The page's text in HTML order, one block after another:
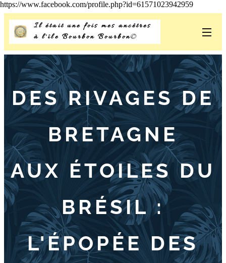
https://www.facebook.com/profile.php?id=61571023942959
Il était une fois mes ancêtres
à l'île Bourbon Bourbon©
DES RIVAGES DE
BRETAGNE
AUX ÉTOILES DU
BRÉSIL :
L'ÉPOPÉE DES